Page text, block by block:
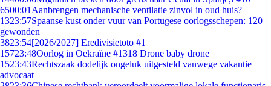
6500:01 Aanbrengen mechanische ventilatie zinvol in oud huis?
1323:57Spaanse kust onder vuur van Portugese oorlogsschepen: 120
gewonden
3823:54[2026/2027] Eredivisietoto #1
15723:48Oorlog in Oekraïne #1318 Drone baby drone
1523:43Rechtszaak dodelijk ongeluk uitgesteld vanwege vakantie
advocaat